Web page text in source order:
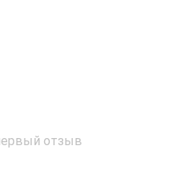
отзыв